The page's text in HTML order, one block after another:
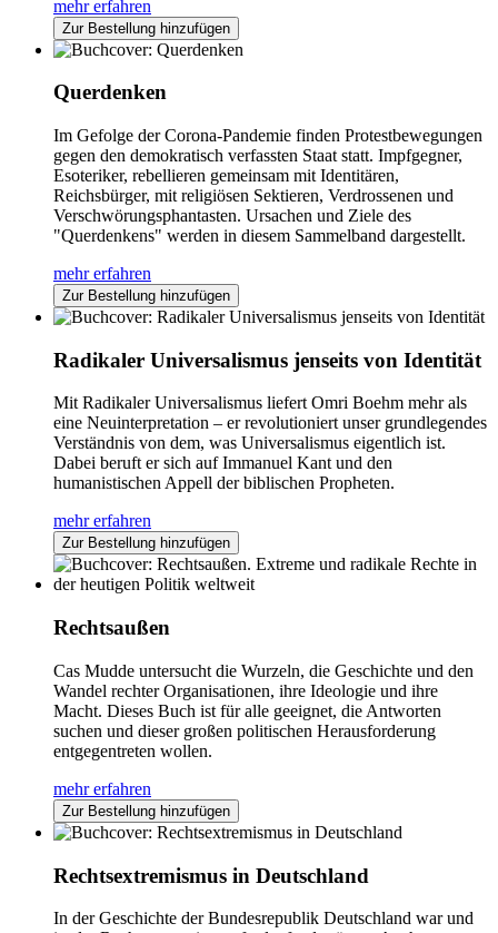
mehr erfahren
Zur Bestellung hinzufügen
Querdenken
Im Gefolge der Corona-Pandemie finden Protestbewegungen
gegen den demokratisch verfassten Staat statt. Impfgegner,
Esoteriker, rebellieren gemeinsam mit Identitären,
Reichsbürger, mit religiösen Sektieren, Verdrossenen und
Verschwörungsphantasten. Ursachen und Ziele des
"Querdenkens" werden in diesem Sammelband dargestellt.
mehr erfahren
Zur Bestellung hinzufügen
Radikaler Universalismus jenseits von Identität
Mit Radikaler Universalismus liefert Omri Boehm mehr als
eine Neuinterpretation – er revolutioniert unser grundlegendes
Verständnis von dem, was Universalismus eigentlich ist.
Dabei beruft er sich auf Immanuel Kant und den
humanistischen Appell der biblischen Propheten.
mehr erfahren
Zur Bestellung hinzufügen
Rechtsaußen
Cas Mudde untersucht die Wurzeln, die Geschichte und den
Wandel rechter Organisationen, ihre Ideologie und ihre
Macht. Dieses Buch ist für alle geeignet, die Antworten
suchen und dieser großen politischen Herausforderung
entgegentreten wollen.
mehr erfahren
Zur Bestellung hinzufügen
Rechtsextremismus in Deutschland
In der Geschichte der Bundesrepublik Deutschland war und